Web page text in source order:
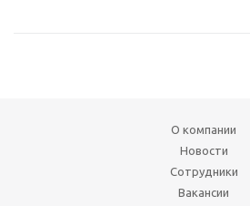
О компании
Новости
Сотрудники
Вакансии